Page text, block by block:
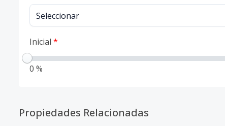
Inicial *
0 %
Propiedades Relacionadas